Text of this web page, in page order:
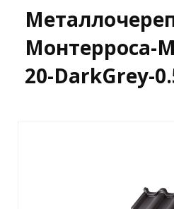
Монтерроса-
20-DarkGrey-